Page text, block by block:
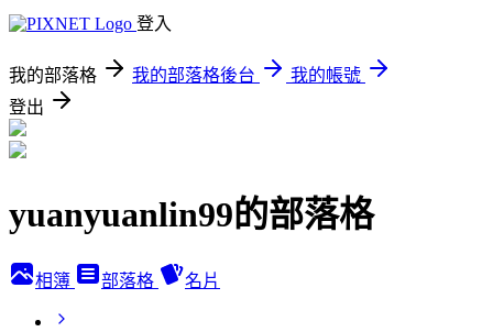
登入
我的部落格 我的部落格後台
我的帳號
登出
yuanyuanlin99的部落格
相簿 部落格 名片